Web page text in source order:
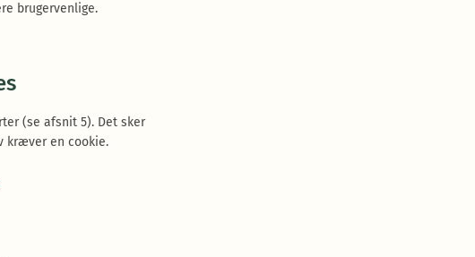
brugervenlige.
(se afsnit 5). Det sker
kræver en cookie.